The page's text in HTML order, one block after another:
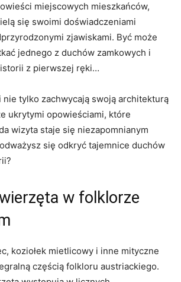
miejscowych mieszkańców,
się swoimi doświadczeniami
zjawiskami. ⁣Być może
jednego z duchów zamkowych i
z pierwszej ręki…
nie tylko zachwycają swoją architekturą
ukrytymi opowieściami, które⁢
wizyta staje się niezapomnianym
się odkryć tajemnice duchów
w folklorze
koziołek mietlicowy ​i inne mityczne
⁢częścią folkloru austriackiego.